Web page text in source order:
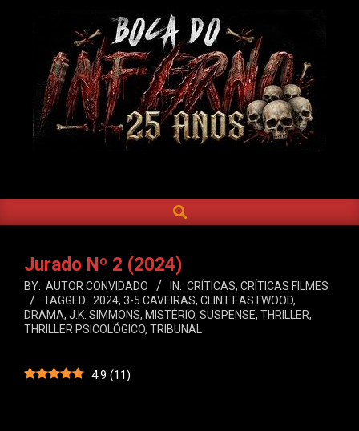
DO
INFERNO
Navigation
SEARCH
Jurado Nº 2 (2024)
BY: AUTOR CONVIDADO IN: CRÍTICAS, CRÍTICAS FILMES
TAGGED: 2024, 3-5 CAVEIRAS, CLINT EASTWOOD,
DRAMA, J.K. SIMMONS, MISTÉRIO, SUSPENSE, THRILLER,
THRILLER PSICOLÓGICO, TRIBUNAL
4.9 (11)